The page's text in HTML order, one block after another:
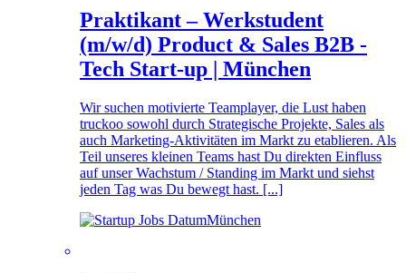
Praktikant – Werkstudent
(m/w/d) Product & Sales B2B -
Tech Start-up | München
Wir suchen motivierte Teamplayer, die Lust haben
truckoo sowohl durch Strategische Projekte, Sales als
auch Marketing-Aktivitäten im Markt zu etablieren. Als
Teil unseres kleinen Teams hast Du direkten Einfluss
auf unser Wachstum / Standing im Markt und siehst
jeden Tag was Du bewegt hast. [...]
München